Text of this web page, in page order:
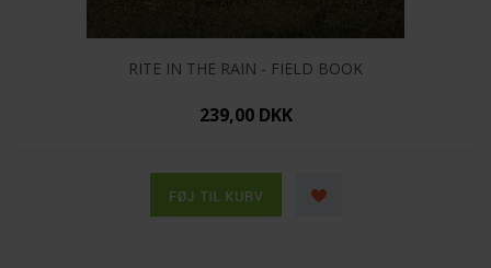
RITE IN THE RAIN - FIELD BOOK
239,00 DKK